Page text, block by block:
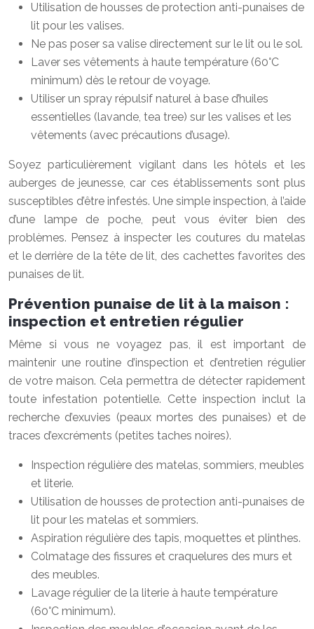
Utilisation de housses de protection anti-punaises de
lit pour les valises.
Ne pas poser sa valise directement sur le lit ou le sol.
Laver ses vêtements à haute température (60°C
minimum) dès le retour de voyage.
Utiliser un spray répulsif naturel à base d’huiles
essentielles (lavande, tea tree) sur les valises et les
vêtements (avec précautions d’usage).
Soyez particulièrement vigilant dans les hôtels et les
auberges de jeunesse, car ces établissements sont plus
susceptibles d’être infestés. Une simple inspection, à l’aide
d’une lampe de poche, peut vous éviter bien des
problèmes. Pensez à inspecter les coutures du matelas
et le derrière de la tête de lit, des cachettes favorites des
punaises de lit.
Prévention punaise de lit à la maison :
inspection et entretien régulier
Même si vous ne voyagez pas, il est important de
maintenir une routine d’inspection et d’entretien régulier
de votre maison. Cela permettra de détecter rapidement
toute infestation potentielle. Cette inspection inclut la
recherche d’exuvies (peaux mortes des punaises) et de
traces d’excréments (petites taches noires).
Inspection régulière des matelas, sommiers, meubles
et literie.
Utilisation de housses de protection anti-punaises de
lit pour les matelas et sommiers.
Aspiration régulière des tapis, moquettes et plinthes.
Colmatage des fissures et craquelures des murs et
des meubles.
Lavage régulier de la literie à haute température
(60°C minimum).